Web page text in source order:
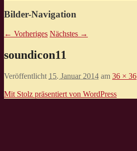
Bilder-Navigation
← Vorheriges Nächstes →
soundicon11
Veröffentlicht 15. Januar 2014 am 36 × 36
Mit Stolz präsentiert von WordPress